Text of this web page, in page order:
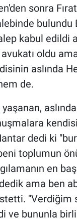
sonra Fırat
bulundu
kabul edildi
avukatı oldu
aslında
de.
dedi ki
toplumun
en
ama ben
"Verdiğim
ve bununla